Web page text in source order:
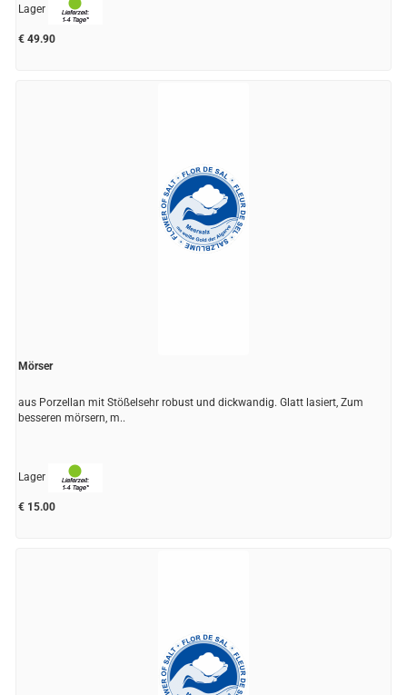
Lager
€ 49.90
Mörser
aus Porzellan mit Stößelsehr robust und dickwandig. Glatt lasiert, Zum
besseren mörsern, m..
Lager
€ 15.00